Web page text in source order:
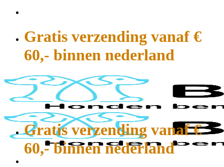
Gratis verzending vanaf €
60,- binnen nederland
Gratis verzending vanaf €
60,- binnen nederland